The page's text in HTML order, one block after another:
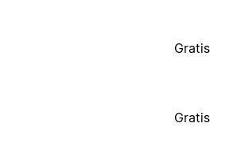
Gratis
Gratis